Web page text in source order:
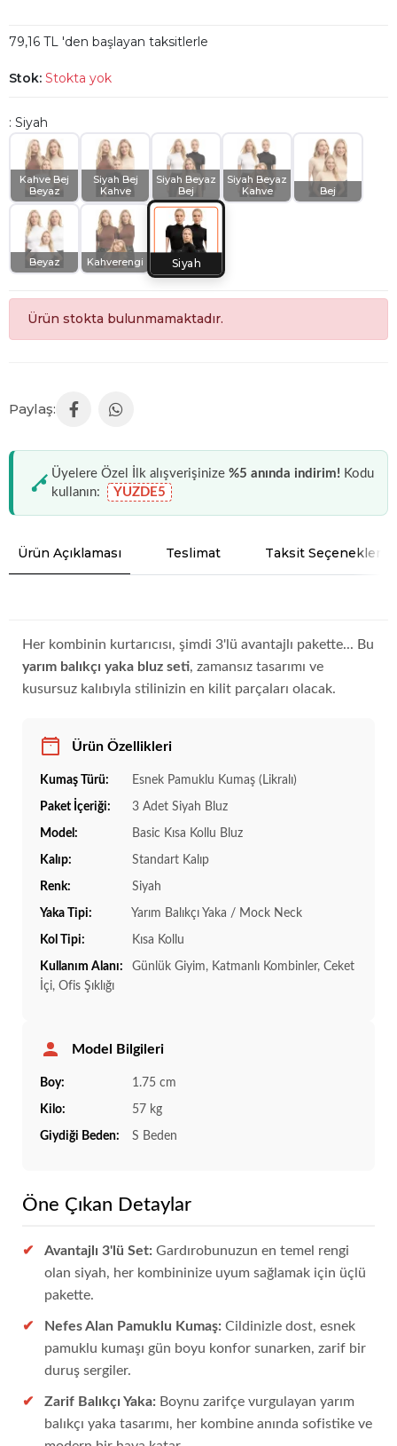
79,16 TL 'den başlayan taksitlerle
Stok: Stokta yok
: Siyah
Kahve Bej
Beyaz
Siyah Bej
Kahve
Siyah Beyaz
Bej
Siyah Beyaz
Kahve
Bej
Beyaz Kahverengi Siyah
Ürün stokta bulunmamaktadır.
Üyelere Özel İlk alışverişinize %5 anında indirim! Kodu
kullanın:
YUZDE5
Ürün Açıklaması Teslimat Taksit Seçenekleri
Her kombinin kurtarıcısı, şimdi 3'lü avantajlı pakette... Bu
yarım balıkçı yaka bluz seti, zamansız tasarımı ve
kusursuz kalıbıyla stilinizin en kilit parçaları olacak.
Ürün Özellikleri
Kumaş Türü: Esnek Pamuklu Kumaş (Likralı)
Paket İçeriği: 3 Adet Siyah Bluz
Model: Basic Kısa Kollu Bluz
Kalıp: Standart Kalıp
Renk: Siyah
Yaka Tipi: Yarım Balıkçı Yaka / Mock Neck
Kol Tipi: Kısa Kollu
Kullanım Alanı:
Günlük Giyim, Katmanlı Kombinler, Ceket
İçi, Ofis Şıklığı
Model Bilgileri
Boy: 1.75 cm
Kilo: 57 kg
Giydiği Beden: S Beden
Öne Çıkan Detaylar
Avantajlı 3'lü Set: Gardırobunuzun en temel rengi
olan siyah, her kombininize uyum sağlamak için üçlü
pakette.
Nefes Alan Pamuklu Kumaş: Cildinizle dost, esnek
pamuklu kumaşı gün boyu konfor sunarken, zarif bir
duruş sergiler.
Zarif Balıkçı Yaka: Boynu zarifçe vurgulayan yarım
balıkçı yaka tasarımı, her kombine anında sofistike ve